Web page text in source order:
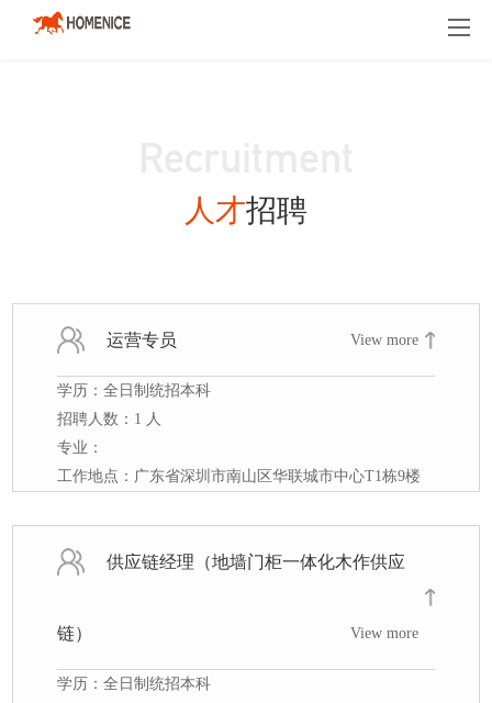
品牌介绍
人才招聘
运营专员 View more
学历：全日制统招本科
招聘人数：1 人
专业：
工作地点：广东省深圳市南山区华联城市中心T1栋9楼
供应链经理（地墙门柜一体化木作供应
链） View more
学历：全日制统招本科